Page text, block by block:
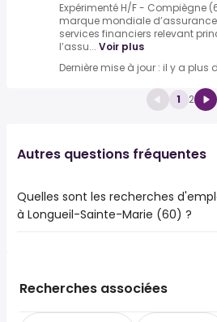
Expérimenté H/F - Compiègne
marque mondiale
services financiers relevant
l’assu... Voir plus
Dernière mise à jour : il y a plus
1 2
Autres questions fréquentes
Quelles sont les recherches
à Longueil-Sainte-Marie (60) ?
public
Recherches associées